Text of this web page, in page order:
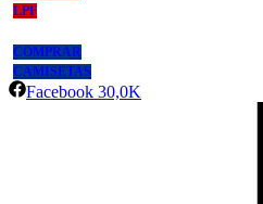
LPF
COMPRAR
CAMISETAS
Facebook 30,0K